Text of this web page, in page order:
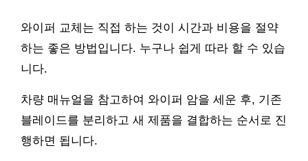
와이퍼 교체는 직접 하는 것이 시간과 비용을 절약
하는 좋은 방법입니다. 누구나 쉽게 따라 할 수 있습
니다.
차량 매뉴얼을 참고하여 와이퍼 암을 세운 후, 기존
블레이드를 분리하고 새 제품을 결합하는 순서로 진
행하면 됩니다.